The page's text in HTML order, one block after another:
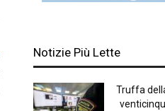
Notizie Più Lette
Truffa